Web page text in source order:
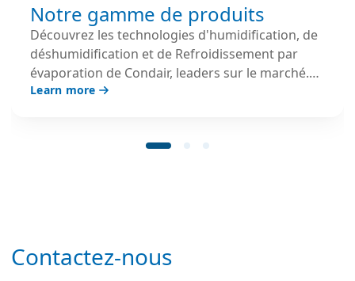
Notre gamme de produits
Découvrez les technologies d'humidification, de
déshumidification et de Refroidissement par
évaporation de Condair, leaders sur le marché.
Explorez les solutions adaptées à chaque
Learn more
Contactez-nous